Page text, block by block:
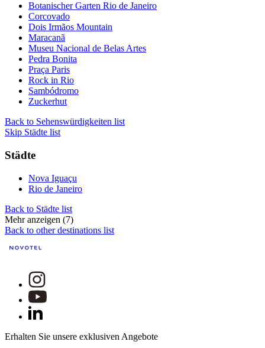
Botanischer Garten Rio de Janeiro
Corcovado
Dois Irmãos Mountain
Maracanã
Museu Nacional de Belas Artes
Pedra Bonita
Praça Paris
Rock in Rio
Sambódromo
Zuckerhut
Back to Sehenswürdigkeiten list
Skip Städte list
Städte
Nova Iguaçu
Rio de Janeiro
Back to Städte list
Mehr anzeigen (7)
Back to other destinations list
Erhalten Sie unsere exklusiven Angebote